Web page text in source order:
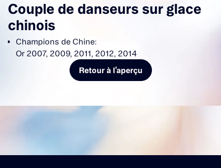
Couple de danseurs sur glace
chinois
Champions de Chine:
Or 2007, 2009, 2011, 2012, 2014
Retour à l’aperçu